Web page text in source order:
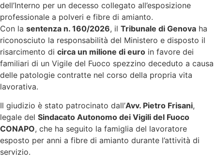
dell’Interno per un decesso collegato all’esposizione
professionale a polveri e fibre di amianto.
Con la sentenza n. 160/2026, il Tribunale di Genova ha
riconosciuto la responsabilità del Ministero e disposto il
risarcimento di circa un milione di euro in favore dei
familiari di un Vigile del Fuoco spezzino deceduto a causa
delle patologie contratte nel corso della propria vita
lavorativa.
Il giudizio è stato patrocinato dall’Avv. Pietro Frisani,
legale del Sindacato Autonomo dei Vigili del Fuoco
CONAPO, che ha seguito la famiglia del lavoratore
esposto per anni a fibre di amianto durante l’attività di
servizio.